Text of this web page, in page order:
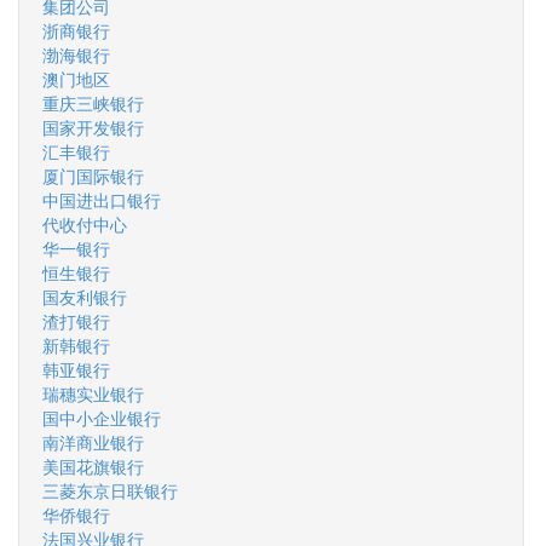
集团公司
浙商银行
渤海银行
澳门地区
重庆三峡银行
国家开发银行
汇丰银行
厦门国际银行
中国进出口银行
代收付中心
华一银行
恒生银行
国友利银行
渣打银行
新韩银行
韩亚银行
瑞穗实业银行
国中小企业银行
南洋商业银行
美国花旗银行
三菱东京日联银行
华侨银行
法国兴业银行